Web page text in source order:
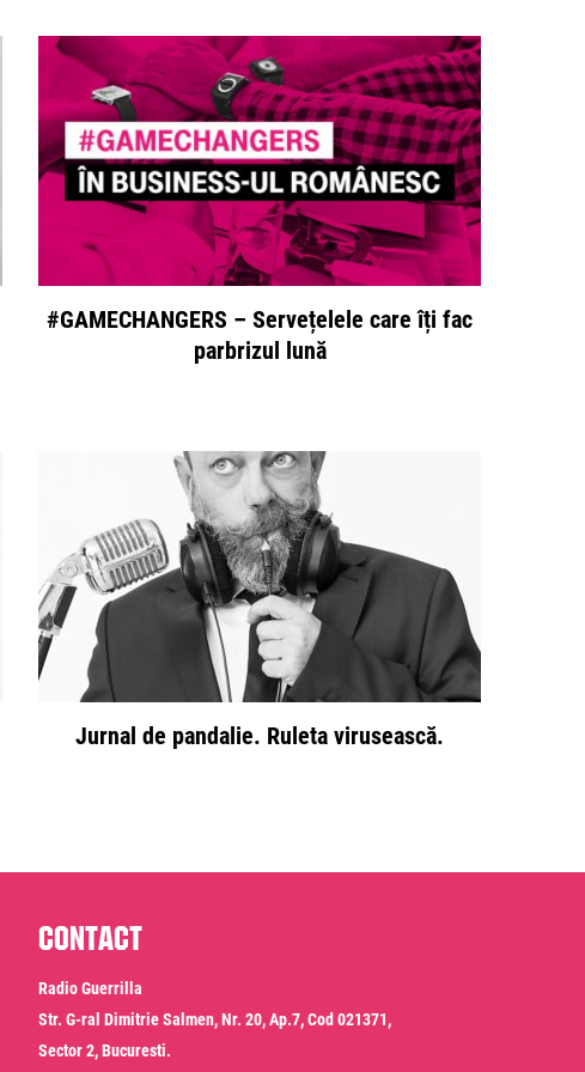
#GAMECHANGERS – Servețelele care îți fac
parbrizul lună
Jurnal de pandalie. Ruleta virusească.
Contact
Radio Guerrilla
Str. G-ral Dimitrie Salmen, Nr. 20, Ap.7, Cod 021371,
Sector 2, Bucuresti.